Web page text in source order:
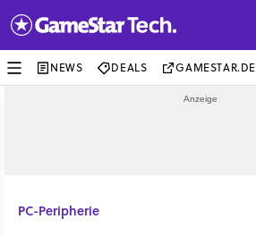
NEWS DEALS GAMESTAR.DE
PC-Peripherie